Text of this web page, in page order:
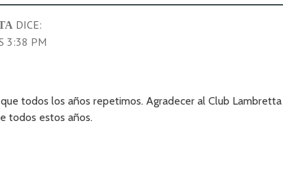
DICE:
3:38 PM
todos los años repetimos. Agradecer al Club Lambretta
todos estos años.